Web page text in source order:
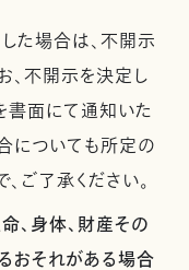
た場合は、不開示
、不開示を決定し
書面にて通知いた
についても所定の
ご了承ください。
身体、財産その
おそれがある場合